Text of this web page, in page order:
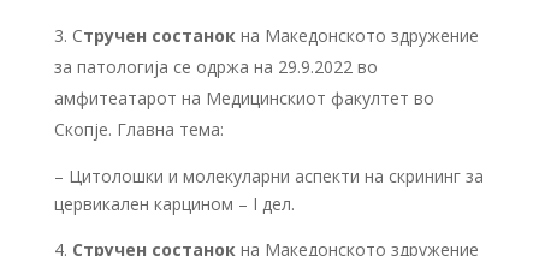
Стручен состанокна Македонското здружение
за патологија се одржа на 29.9.2022 во
амфитеатарот на Медицинскиот факултет во
Скопје. Главна тема:
– Цитолошки и молекуларни аспекти на скрининг за
цервикален карцином – I дел.
Стручен состанокна Македонското здружение